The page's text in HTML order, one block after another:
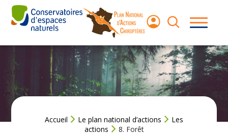
Aller
contenu
chauves-
Le Plan
National
Accueil Le plan national d’actions
Les
actions
8. Forêt